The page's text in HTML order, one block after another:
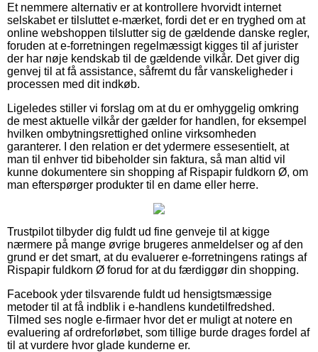
Et nemmere alternativ er at kontrollere hvorvidt internet
selskabet er tilsluttet e-mærket, fordi det er en tryghed om at
online webshoppen tilslutter sig de gældende danske regler,
foruden at e-forretningen regelmæssigt kigges til af jurister
der har nøje kendskab til de gældende vilkår. Det giver dig
genvej til at få assistance, såfremt du får vanskeligheder i
processen med dit indkøb.
Ligeledes stiller vi forslag om at du er omhyggelig omkring
de mest aktuelle vilkår der gælder for handlen, for eksempel
hvilken ombytningsrettighed online virksomheden
garanterer. I den relation er det ydermere essesentielt, at
man til enhver tid bibeholder sin faktura, så man altid vil
kunne dokumentere sin shopping af Rispapir fuldkorn Ø, om
man efterspørger produkter til en dame eller herre.
Trustpilot tilbyder dig fuldt ud fine genveje til at kigge
nærmere på mange øvrige brugeres anmeldelser og af den
grund er det smart, at du evaluerer e-forretningens ratings af
Rispapir fuldkorn Ø forud for at du færdiggør din shopping.
Facebook yder tilsvarende fuldt ud hensigtsmæssige
metoder til at få indblik i e-handlens kundetilfredshed.
Tilmed ses nogle e-firmaer hvor det er muligt at notere en
evaluering af ordreforløbet, som tillige burde drages fordel af
til at vurdere hvor glade kunderne er.